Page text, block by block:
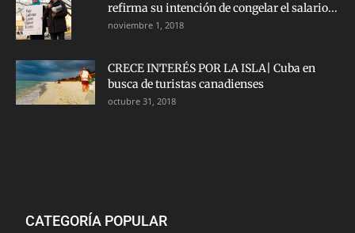
refirma su intención de congelar el salario...
noviembre 1, 2018
CRECE INTERÉS POR LA ISLA| Cuba en
busca de turistas canadienses
octubre 31, 2018
CATEGORÍA POPULAR